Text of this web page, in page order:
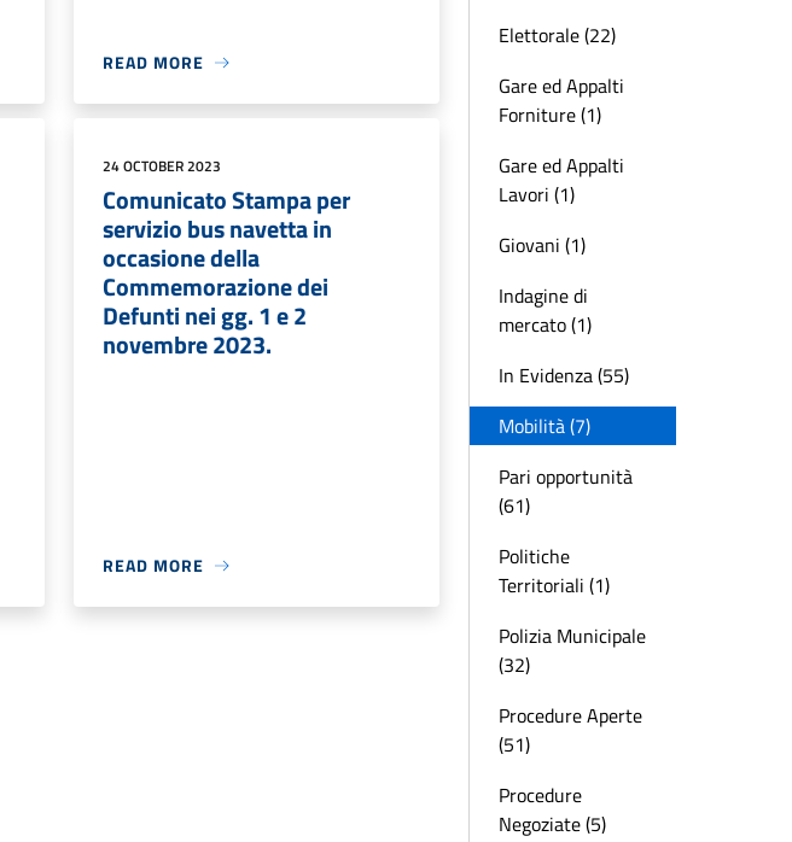
READ MORE
24 OCTOBER 2023
Comunicato Stampa per
servizio bus navetta in
occasione della
Commemorazione dei
Defunti nei gg. 1 e 2
novembre 2023.
READ MORE
Elettorale (22)
Gare ed Appalti
Forniture (1)
Gare ed Appalti
Lavori (1)
Giovani (1)
Indagine di
mercato (1)
In Evidenza (55)
Mobilità (7)
Pari opportunità
(61)
Politiche
Territoriali (1)
Polizia Municipale
(32)
Procedure Aperte
(51)
Procedure
Negoziate (5)